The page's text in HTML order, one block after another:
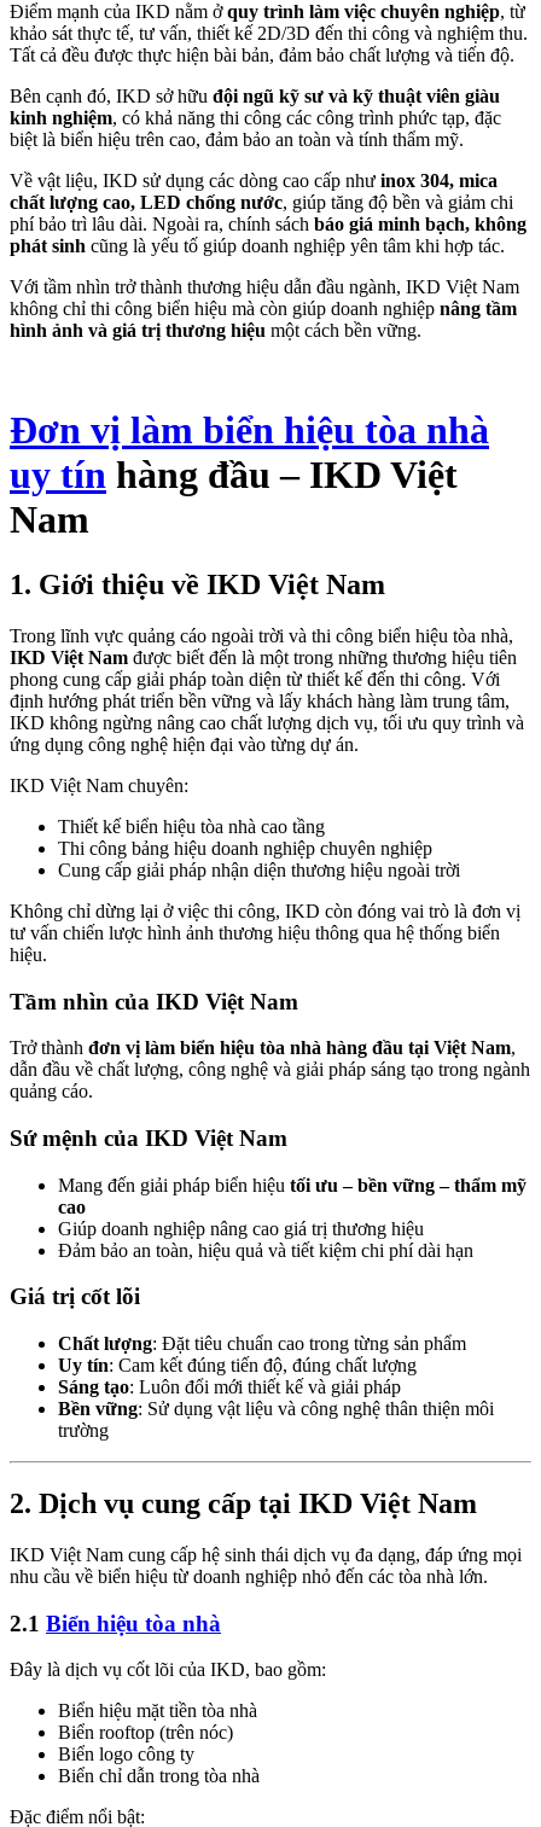
Điểm mạnh của IKD nằm ởquy trình làm việc chuyên nghiệp, từ
khảo sát thực tế, tư vấn, thiết kế 2D/3D đến thi công và nghiệm thu.
Tất cả đều được thực hiện bài bản, đảm bảo chất lượng và tiến độ.
Bên cạnh đó, IKD sở hữu đội ngũ kỹ sư và kỹ thuật viên giàu
kinh nghiệm, có khả năng thi công các công trình phức tạp, đặc
biệt là biển hiệu trên cao, đảm bảo an toàn và tính thẩm mỹ.
Về vật liệu, IKD sử dụng các dòng cao cấp như inox 304, mica
chất lượng cao, LED chống nước, giúp tăng độ bền và giảm chi
phí bảo trì lâu dài. Ngoài ra, chính sách báo giá minh bạch, không
phát sinh cũng là yếu tố giúp doanh nghiệp yên tâm khi hợp tác.
Với tầm nhìn trở thành thương hiệu dẫn đầu ngành, IKD Việt Nam
không chỉ thi công biển hiệu mà còn giúp doanh nghiệp nâng tầm
hình ảnh và giá trị thương hiệu một cách bền vững.
Đơn vị làm biển hiệu tòa nhà
uy tín hàng đầu – IKD Việt
Nam
1. Giới thiệu về IKD Việt Nam
Trong lĩnh vực quảng cáo ngoài trời và thi công biển hiệu tòa nhà,
IKD Việt Nam được biết đến là một trong những thương hiệu tiên
phong cung cấp giải pháp toàn diện từ thiết kế đến thi công. Với
định hướng phát triển bền vững và lấy khách hàng làm trung tâm,
IKD không ngừng nâng cao chất lượng dịch vụ, tối ưu quy trình và
ứng dụng công nghệ hiện đại vào từng dự án.
IKD Việt Nam chuyên:
Thiết kế biển hiệu tòa nhà cao tầng
Thi công bảng hiệu doanh nghiệp chuyên nghiệp
Cung cấp giải pháp nhận diện thương hiệu ngoài trời
Không chỉ dừng lại ở việc thi công, IKD còn đóng vai trò là đơn vị
tư vấn chiến lược hình ảnh thương hiệu thông qua hệ thống biển
hiệu.
Tầm nhìn của IKD Việt Nam
Trở thành đơn vị làm biển hiệu tòa nhà hàng đầu tại Việt Nam,
dẫn đầu về chất lượng, công nghệ và giải pháp sáng tạo trong ngành
quảng cáo.
Sứ mệnh của IKD Việt Nam
Mang đến giải pháp biển hiệu tối ưu – bền vững – thẩm mỹ
cao
Giúp doanh nghiệp nâng cao giá trị thương hiệu
Đảm bảo an toàn, hiệu quả và tiết kiệm chi phí dài hạn
Giá trị cốt lõi
Chất lượng: Đặt tiêu chuẩn cao trong từng sản phẩm
Uy tín: Cam kết đúng tiến độ, đúng chất lượng
Sáng tạo: Luôn đổi mới thiết kế và giải pháp
Bền vững: Sử dụng vật liệu và công nghệ thân thiện môi
trường
2. Dịch vụ cung cấp tại IKD Việt Nam
IKD Việt Nam cung cấp hệ sinh thái dịch vụ đa dạng, đáp ứng mọi
nhu cầu về biển hiệu từ doanh nghiệp nhỏ đến các tòa nhà lớn.
2.1 Biển hiệu tòa nhà
Đây là dịch vụ cốt lõi của IKD, bao gồm:
Biển hiệu mặt tiền tòa nhà
Biển rooftop (trên nóc)
Biển logo công ty
Biển chỉ dẫn trong tòa nhà
Đặc điểm nổi bật: